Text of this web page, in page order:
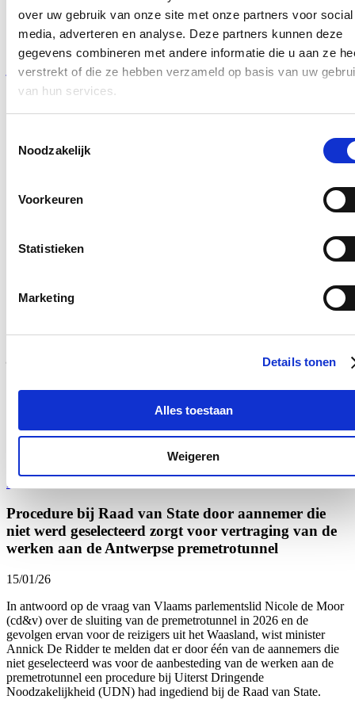
over uw gebruik van onze site met onze partners voor social
media, adverteren en analyse. Deze partners kunnen deze
gegevens combineren met andere informatie die u aan ze
verstrekt of die ze hebben verzameld op basis van uw
van hun services.
Noodzakelijk
Voorkeuren
Statistieken
Marketing
Details tonen
Alles toestaan
Weigeren
Voor mensen met interesse in pleegzorg voor kinderen of jongeren
die gevlucht zijn, is er op 30 mei een digitale infosessie van
Pleegzorg Vlaanderen. Inschrijven kan via de
website: https://www.pleegzorg.be/activiteiten/digitale-infosessie-
jonge-vluchtelingen-3
Ja, ik wens op de hoogte te blijven over het werk van Nicole de
Blijf op de hoogte
Een voorbeeldfunctie: Verander de wereld, begin bij
Er zijn van die weken waarin je je afvraagt: Hoe zijn we in
hemelsnaam zo ver afgegleden? Want de voorbije week werd
opnieuw pijnlijk duidelijk hoe hard en persoonlijk het politieke en
Lees meer
Procedure bij Raad van State door aannemer die
niet werd geselecteerd zorgt voor vertraging van de
werken aan de Antwerpse premetrotunnel
15/01/26
In antwoord op de vraag van Vlaams parlementslid Nicole de Moor
(cd&v) over de sluiting van de premetrotunnel in 2026 en de
gevolgen ervan voor de reizigers uit het Waasland, wist minister
Annick De Ridder te melden dat er door één van de aannemers die
niet geselecteerd was voor de aanbesteding van de werken aan de
premetrotunnel een procedure bij Uiterst Dringende
Noodzakelijkheid (UDN) had ingediend bij de Raad van State.